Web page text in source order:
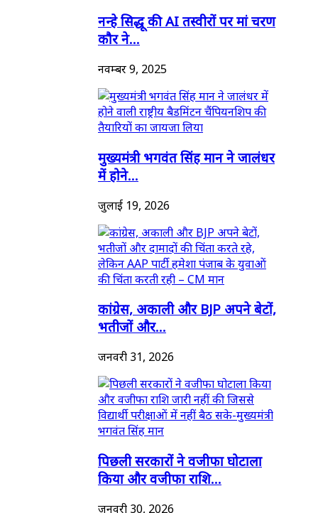
नन्हे सिद्धू की AI तस्वीरों पर मां चरण
कौर ने...
नवम्बर 9, 2025
मुख्यमंत्री भगवंत सिंह मान ने जालंधर
में होने...
जुलाई 19, 2026
कांग्रेस, अकाली और BJP अपने बेटों,
भतीजों और...
जनवरी 31, 2026
पिछली सरकारों ने वजीफा घोटाला
किया और वजीफा राशि...
जनवरी 30, 2026